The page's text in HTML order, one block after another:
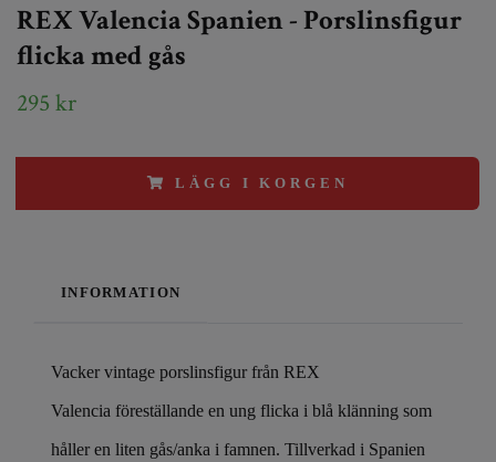
REX Valencia Spanien - Porslinsfigur
flicka med gås
295 kr
LÄGG I KORGEN
INFORMATION
Vacker vintage porslinsfigur från REX
Valencia föreställande en ung flicka i blå klänning som
håller en liten gås/anka i famnen. Tillverkad i Spanien